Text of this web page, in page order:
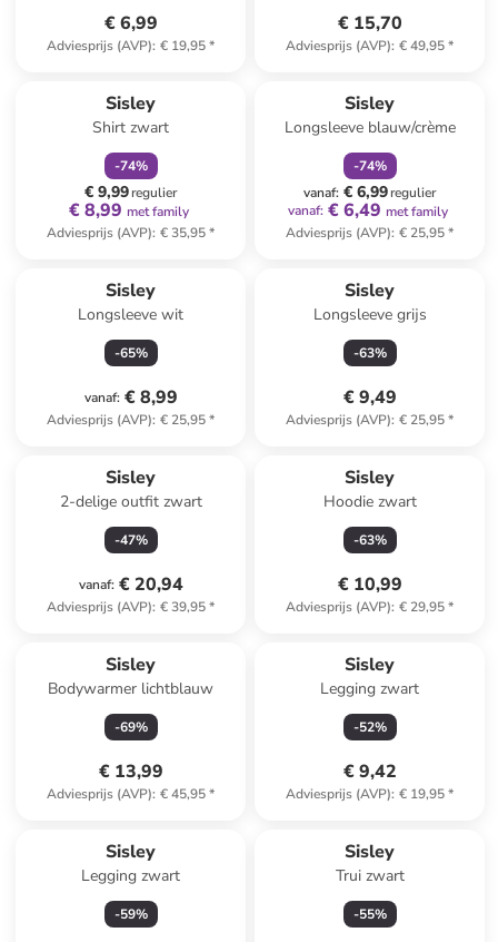
€ 6,99
Adviesprijs (AVP): € 19,95*
€ 15,70
Adviesprijs (AVP): € 49,95*
Sisley
Shirt zwart
-74%
€ 9,99regulier
€ 8,99 met family
Adviesprijs (AVP): € 35,95*
Sisley
Longsleeve blauw/crème
-74%
vanaf: € 6,99regulier
vanaf: € 6,49 met family
Adviesprijs (AVP): € 25,95*
Sisley
Longsleeve wit
-65%
vanaf: € 8,99
Adviesprijs (AVP): € 25,95*
Sisley
Longsleeve grijs
-63%
€ 9,49
Adviesprijs (AVP): € 25,95*
Sisley
2-delige outfit zwart
-47%
vanaf: € 20,94
Adviesprijs (AVP): € 39,95*
Sisley
Hoodie zwart
-63%
€ 10,99
Adviesprijs (AVP): € 29,95*
Sisley
Bodywarmer lichtblauw
-69%
€ 13,99
Adviesprijs (AVP): € 45,95*
Sisley
Legging zwart
-52%
€ 9,42
Adviesprijs (AVP): € 19,95*
Sisley
Legging zwart
-59%
Sisley
Trui zwart
-55%